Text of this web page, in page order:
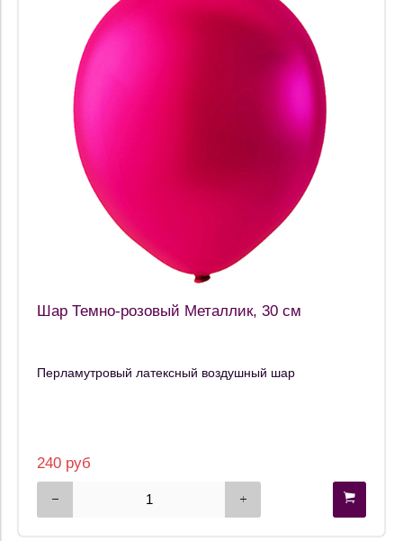
Шар Темно-розовый Металлик, 30 см
Перламутровый латексный воздушный шар
240 руб